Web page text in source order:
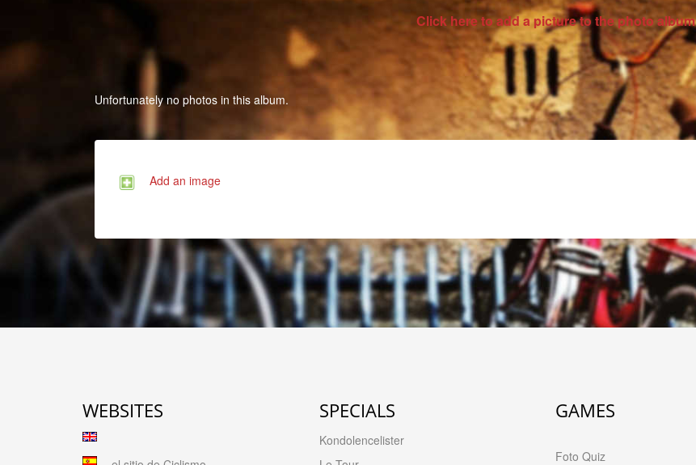
Click here to add a picture to the photo album
Unfortunately no photos in this album.
Add an image
WEBSITES SPECIALS
Kondolencelister
GAMES
Foto Quiz